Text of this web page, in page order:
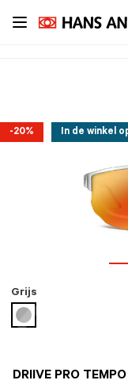
Ga
-20% In de winkel
DRIIVE PRO
Grijs
geselecteerd